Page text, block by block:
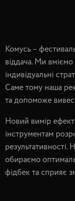
Комусь –
віддача. Ми вміємо
індивідуальні
Саме тому наша
та допоможе
Новий вимір
інструментам
обираємо
фідбек та сприяє